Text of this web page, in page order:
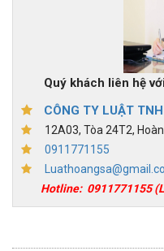
Quý khách liên hệ
CÔNG TY LUẬT
12A03, Tòa 24T2,
0911771155
Hotline: 0911771155